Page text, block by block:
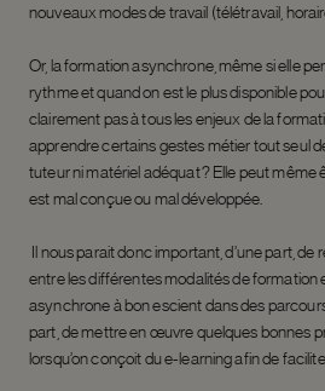
nouveaux modes de travail (télétravail,
Or, la formation asynchrone, même si elle
rythme et quand on est le plus disponible
clairement pas à tous les enjeux de la
apprendre certains gestes métier tout seul
tuteur ni matériel adéquat ? Elle peut
est mal conçue ou mal développée.
Il nous parait donc important, d’une part, de
entre les différentes modalités de formation
asynchrone à bon escient dans des
part, de mettre en œuvre quelques bonnes
lorsqu’on conçoit du e-learning afin de